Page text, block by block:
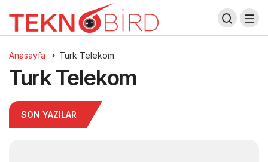
Anasayfa Turk Telekom
Turk Telekom
SON YAZILAR